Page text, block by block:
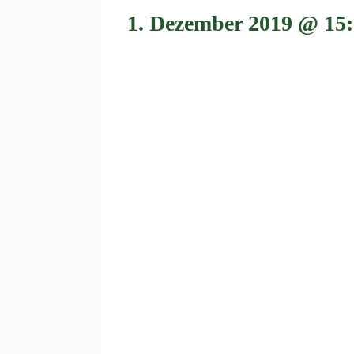
1. Dezember 2019 @